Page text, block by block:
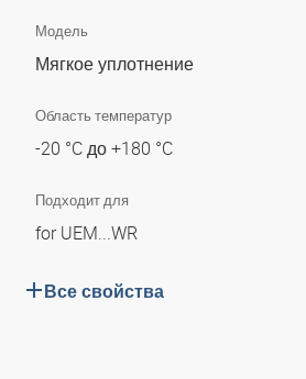
Модель
Мягкое уплотнение
Область температур
-20 °C до +180 °C
Подходит для
for UEM...WR
Все свойства